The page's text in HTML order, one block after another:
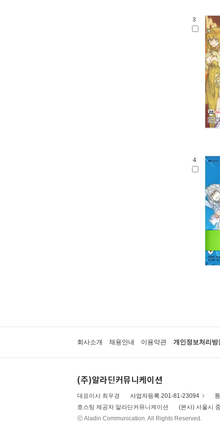
3.
4.
회사소개 채용안내 이용약관 개인정보처리방
(주)알라딘커뮤니케이션
대표이사 최우경 사업자등록 201-81-23094
호스팅 제공자 알라딘커뮤니케이션
(본사) 서울시
ⓒ Aladin Communication. All Rights Reserved.